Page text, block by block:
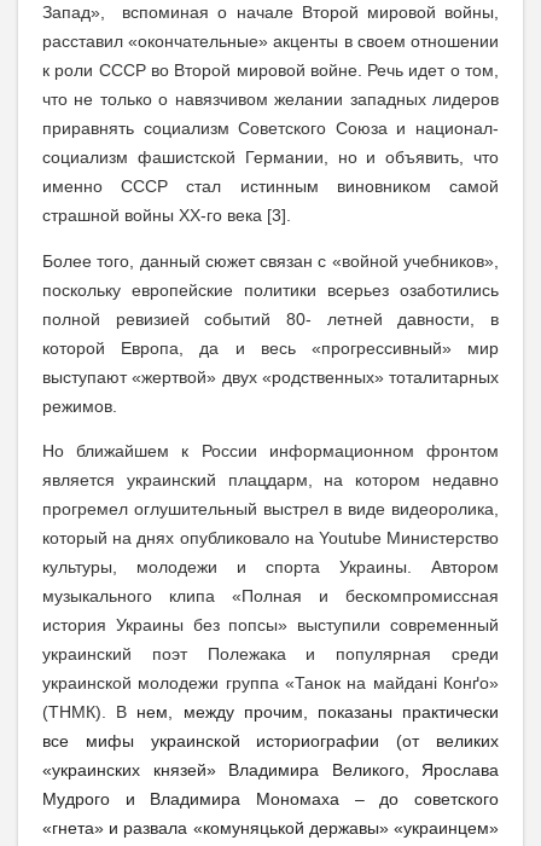
Запад», вспоминая о начале Второй мировой войны,
расставил «окончательные» акценты в своем отношении
к роли СССР во Второй мировой войне. Речь идет о том,
что не только о навязчивом желании западных лидеров
приравнять социализм Советского Союза и национал-
социализм фашистской Германии, но и объявить, что
именно CССР стал истинным виновником самой
страшной войны XX-го века [3].
Более того, данный сюжет связан с «войной учебников»,
поскольку европейские политики всерьез озаботились
полной ревизией событий 80- летней давности, в
которой Европа, да и весь «прогрессивный» мир
выступают «жертвой» двух «родственных» тоталитарных
режимов.
Но ближайшем к России информационном фронтом
является украинский плацдарм, на котором недавно
прогремел оглушительный выстрел в виде видеоролика,
который на днях опубликовало на Youtube Министерство
культуры, молодежи и спорта Украины. Автором
музыкального клипа «Полная и бескомпромиссная
история Украины без попсы» выступили современный
украинский поэт Полежака и популярная среди
украинской молодежи группа «Танок на майдані Конґо»
(ТНМК). В нем, между прочим, показаны практически
все мифы украинской историографии (от великих
«украинских князей» Владимира Великого, Ярослава
Мудрого и Владимира Мономаха – до советского
«гнета» и развала «комуняцькой державы» «украинцем»